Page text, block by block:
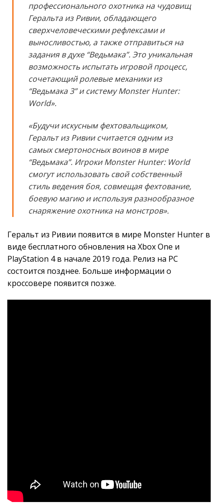
профессионального охотника на чудовищ
Геральта из Ривии, обладающего
сверхчеловеческимирефлексами и
выносливостью, а также отправиться на
задания в духе “Ведьмака”. Это уникальная
возможность испытать игровой процесс,
сочетающий ролевые механики из
“Ведьмака 3” и систему Monster Hunter:
World».
«Будучи искусным фехтовальщиком,
Геральт из Ривии считается одним из
самых смертоносных воинов в мире
“Ведьмака”. Игроки Monster Hunter: World
смогут использовать свой собственный
стиль ведения боя, совмещая фехтование,
боевую магию и используя разнообразное
снаряжение охотника на монстров».
Геральт из Ривии появится в мире Monster Hunter в
виде бесплатного обновления на Xbox One и
PlayStation 4 в начале 2019 года. Релиз на PC
состоится позднее. Больше информации о
кроссовере появится позже.